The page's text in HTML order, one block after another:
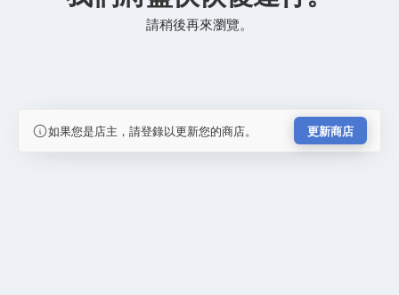
請稍後再來瀏覽。
如果您是店主，請登錄以更新您的商店。 更新商店